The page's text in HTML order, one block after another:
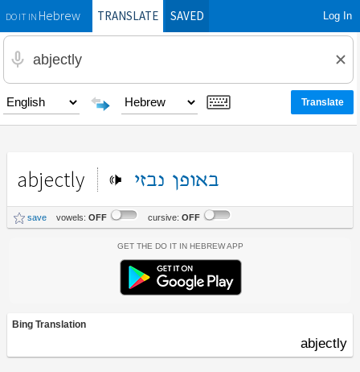
DO IT INHebrewTRANSLATE SAVED Log In
abjectly באופן נבזי
save vowels: OFF cursive: OFF
Get the Do It In Hebrew App
Bing Translation
abjectly